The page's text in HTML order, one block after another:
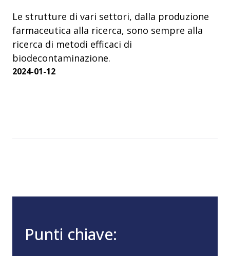
Le strutture di vari settori, dalla produzione
farmaceutica alla ricerca, sono sempre alla
ricerca di metodi efficaci di
biodecontaminazione.
2024-01-12
Punti chiave: